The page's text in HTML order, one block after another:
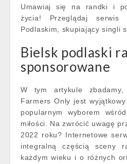
Umawiaj się na randki i
życia! Przeglądaj serwis
Podlaskim, skupiający singli
Bielsk podlaski
sponsorowane
W tym artykule
Farmers Only jest
popularnym wyborem
miłości. Na zwrócić uwagę
2022 roku? Internetowe
integralną częścią sceny
każdym wieku i o różnych